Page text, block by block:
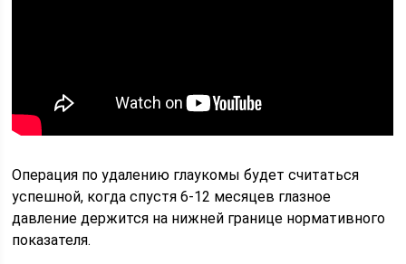
Операция по удалению глаукомы будет считаться
успешной, когда спустя 6-12 месяцев глазное
давление держится на нижней границе нормативного
показателя.